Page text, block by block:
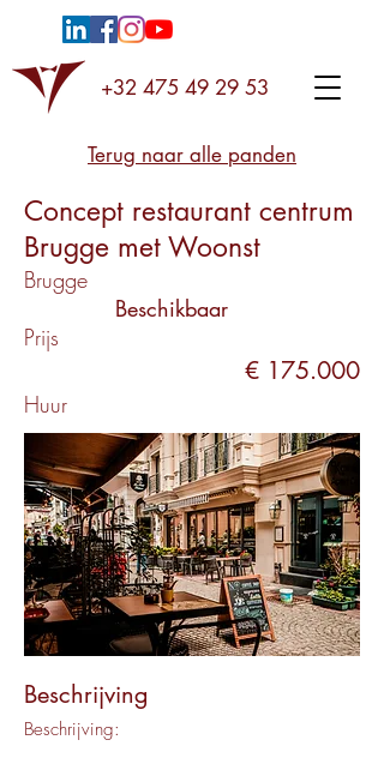
+32 475 49 29 53
Terug naar alle panden
Concept restaurant centrum
Brugge met Woonst
Brugge
Beschikbaar
Prijs
€ 175.000
Huur
Beschrijving
Beschrijving: